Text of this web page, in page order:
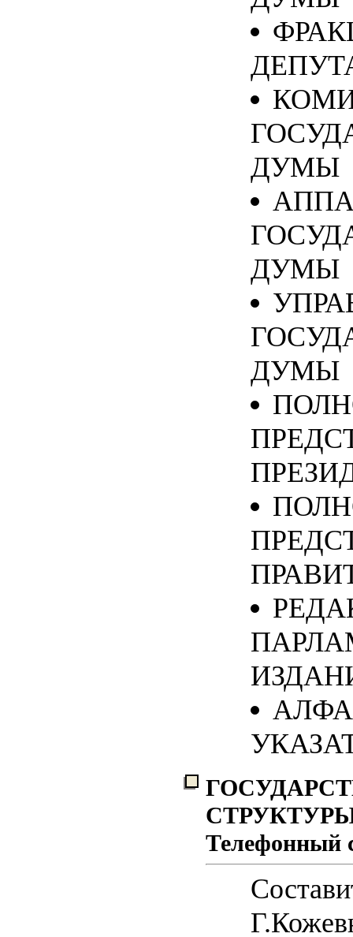
ДУМЫ
ДУМЫ
ДУМЫ
Телефонный